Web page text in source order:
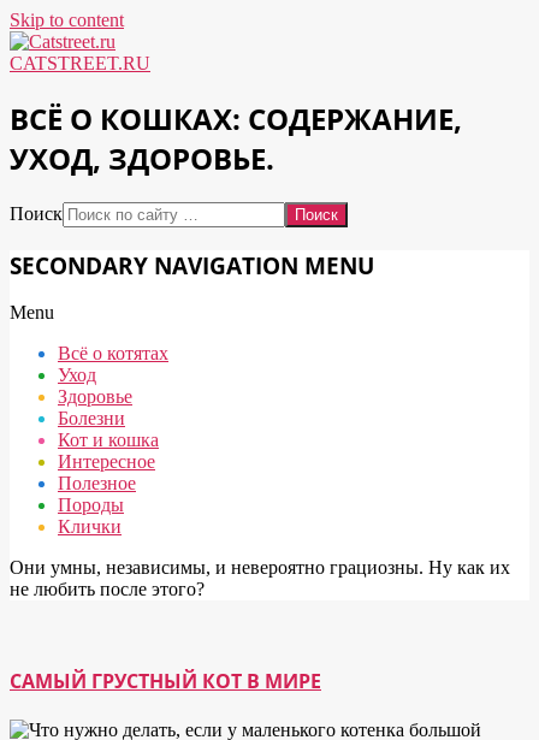
Skip to content
CATSTREET.RU
ВСЁ О КОШКАХ: СОДЕРЖАНИЕ,
УХОД, ЗДОРОВЬЕ.
Поиск
SECONDARY NAVIGATION MENU
Menu
Всё о котятах
Уход
Здоровье
Болезни
Кот и кошка
Интересное
Полезное
Породы
Клички
Они умны, независимы, и невероятно грациозны. Ну как их
не любить после этого?
САМЫЙ ГРУСТНЫЙ КОТ В МИРЕ